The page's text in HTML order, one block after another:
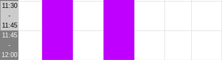
11:30
-
11:45
11:45
-
12:00